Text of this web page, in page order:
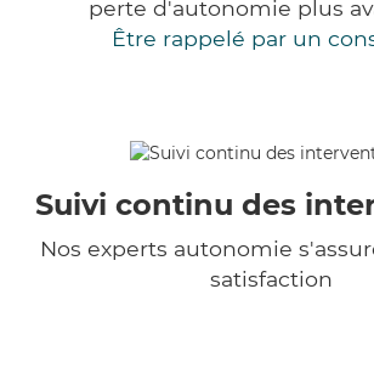
perte d'autonomie plus
Être rappelé par un
Suivi continu des
Nos experts autonomie
satisfaction